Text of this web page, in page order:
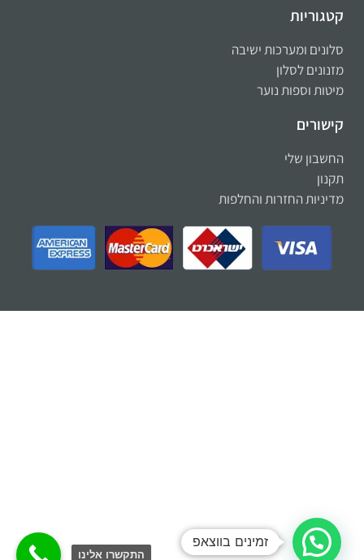
קטגוריות
סלונים ומערכות ישיבה
מזנונים לסלון
מיטות וספות נוער
קישורים
החשבון שלי
תקנון
מדיניות החזרות והחלפות
זמינים בווצאפ
התקשרו אלינו